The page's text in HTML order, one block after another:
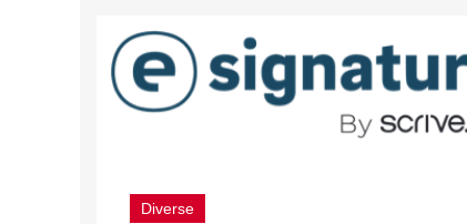
Diverse